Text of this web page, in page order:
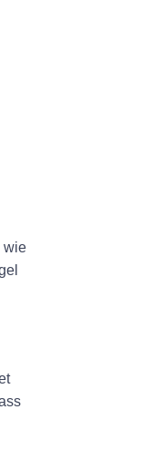
wie